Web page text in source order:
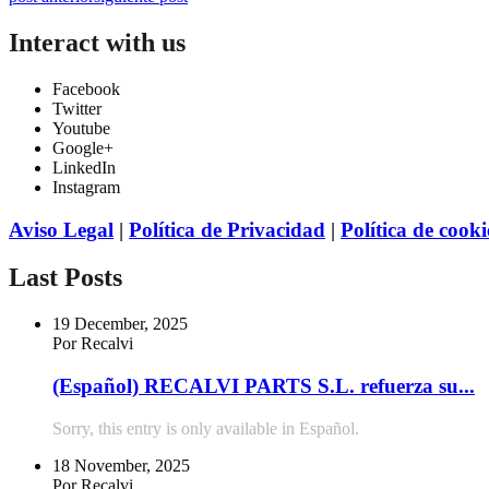
Interact with us
Facebook
Twitter
Youtube
Google+
LinkedIn
Instagram
Aviso Legal | Política de Privacidad | Política de
Last Posts
19 December, 2025
Por Recalvi
(Español) RECALVI PARTS S.L. refuerza su...
Sorry, this entry is only available in Español.
18 November, 2025
Por Recalvi